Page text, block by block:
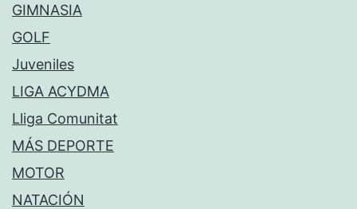
GIMNASIA
GOLF
Juveniles
LIGA ACYDMA
Lliga Comunitat
MÁS DEPORTE
MOTOR
NATACIÓN